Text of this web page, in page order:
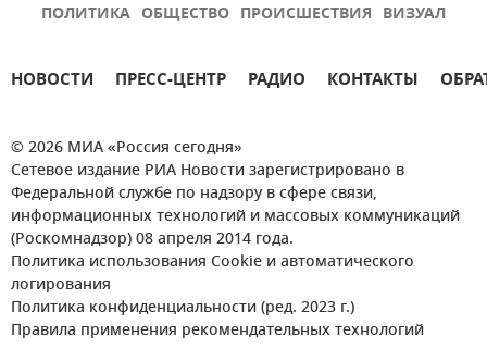
ПОЛИТИКА ОБЩЕСТВО ПРОИСШЕСТВИЯ ВИЗУАЛ
НОВОСТИ ПРЕСС-ЦЕНТР РАДИО КОНТАКТЫ
© 2026 МИА «Россия сегодня»
Сетевое издание РИА Новости зарегистрировано в
Федеральной службе по надзору в сфере связи,
информационных технологий и массовых коммуникаций
(Роскомнадзор) 08 апреля 2014 года.
Политика использования Cookie и автоматического
логирования
Политика конфиденциальности (ред. 2023 г.)
Правила применения рекомендательных технологий